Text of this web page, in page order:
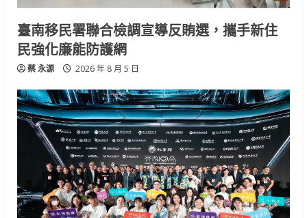
臺南移民署聯合檢調宣導反賄選，攜手新住
民強化廉能防護網
蔡 永源 2026 年 8 月 5 日